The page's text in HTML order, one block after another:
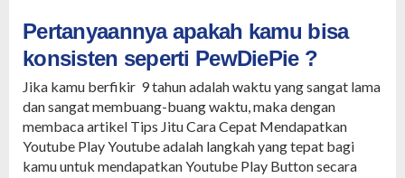
Pertanyaannya apakah kamu bisa
konsisten seperti PewDiePie ?
Jika kamu berfikir 9 tahun adalah waktu yang sangat lama
dan sangat membuang-buang waktu, maka dengan
membaca artikel Tips Jitu Cara Cepat Mendapatkan
Youtube Play Youtube adalah langkah yang tepat bagi
kamu untuk mendapatkan Youtube Play Button secara